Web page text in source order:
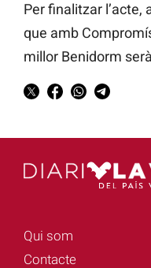
Per finalitzar
que amb
millor Benidorm
Qui som
Contacte